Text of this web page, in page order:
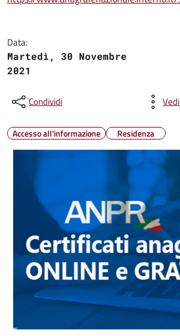
Data:
Martedì, 30 Novembre
2021
Condividi
Accesso all'informazione Residenza